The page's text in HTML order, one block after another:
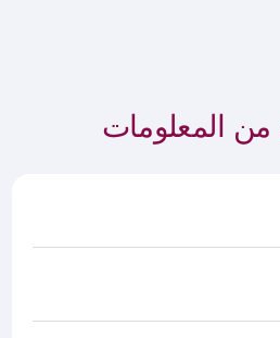
من المعلومات